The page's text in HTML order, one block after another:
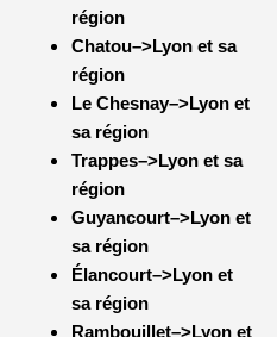
région
Chatou–>Lyon et sa
région
Le Chesnay–>Lyon et
sa région
Trappes–>Lyon et sa
région
Guyancourt–>Lyon et
sa région
Élancourt–>Lyon et
sa région
Rambouillet–>Lyon et